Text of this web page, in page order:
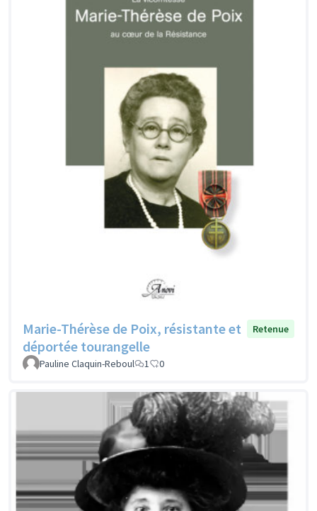
Marie-Thérèse de Poix, résistante et
déportée tourangelle
Retenue
Pauline Claquin-Reboul 1 0